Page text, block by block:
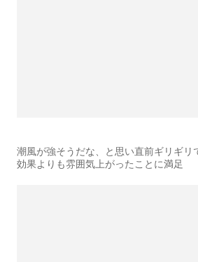
潮風が強そうだな、と思い直前ギリギリ
効果よりも雰囲気上がったことに満足